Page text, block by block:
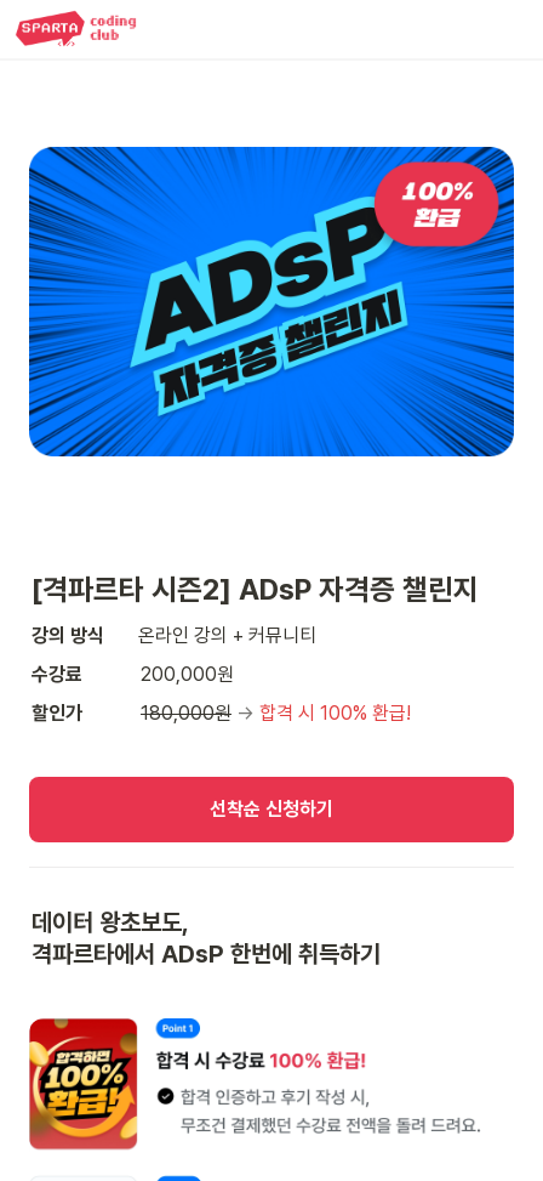
[격파르타 시즌2] ADsP 자격증 챌린지
강의 방식 온라인 강의 + 커뮤니티
수강료 200,000원
할인가 180,000원 → 합격 시 100% 환급!
선착순 신청하기
데이터 왕초보도,
격파르타에서 ADsP 한번에 취득하기